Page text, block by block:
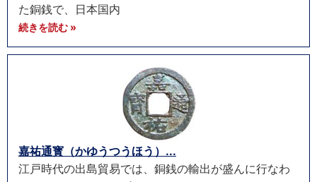
た銅銭で、日本国内
続きを読む »
嘉祐通寳（かゆうつうほう）...
江戸時代の出島貿易では、銅銭の輸出が盛んに行なわ